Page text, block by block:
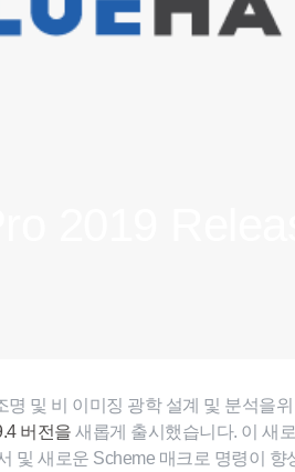
명 및 비 이미징 광학 설계 및 분석을위
버전을 새롭게 출시했습니다. 이 새
및 새로운 Scheme 매크로 명령이 향